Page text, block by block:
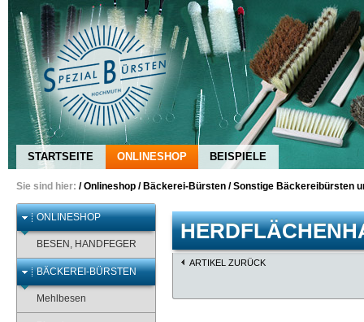
STARTSEITE ONLINESHOP BEISPIELE
Sie sind hier: /Onlineshop / Bäckerei-Bürsten /Sonstige Bäckereibürsten
ONLINESHOP
BESEN, HANDFEGER
BÄCKEREI-BÜRSTEN
Mehlbesen
ARTIKEL ZURÜCK